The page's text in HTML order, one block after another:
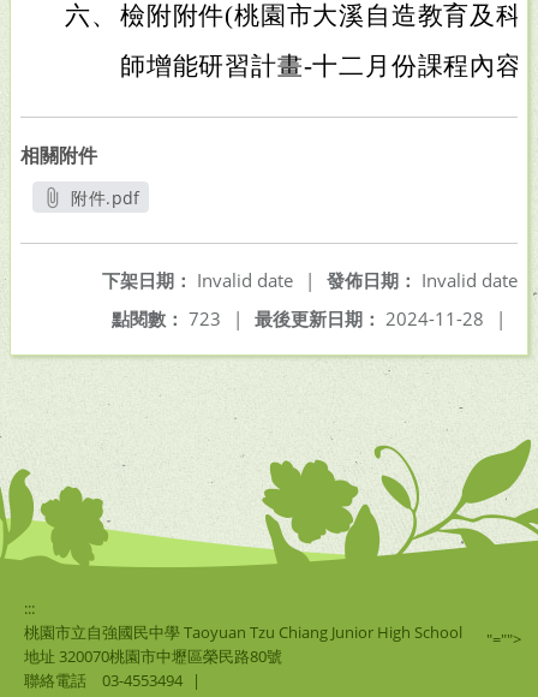
六、 檢附附件(桃園市大溪自造教育及科
師增能研習計畫-十二月份課程內容)
相關附件
附件.pdf
發佈日期： Invalid date
下架日期： Invalid date
|
最後更新日期： 2024-11-28 |
點閱數： 723 |
:::
桃園市立自強國民中學 Taoyuan Tzu Chiang Junior High School
地址 320070桃園市中壢區榮民路80號
聯絡電話
03-4553494
|
"="">